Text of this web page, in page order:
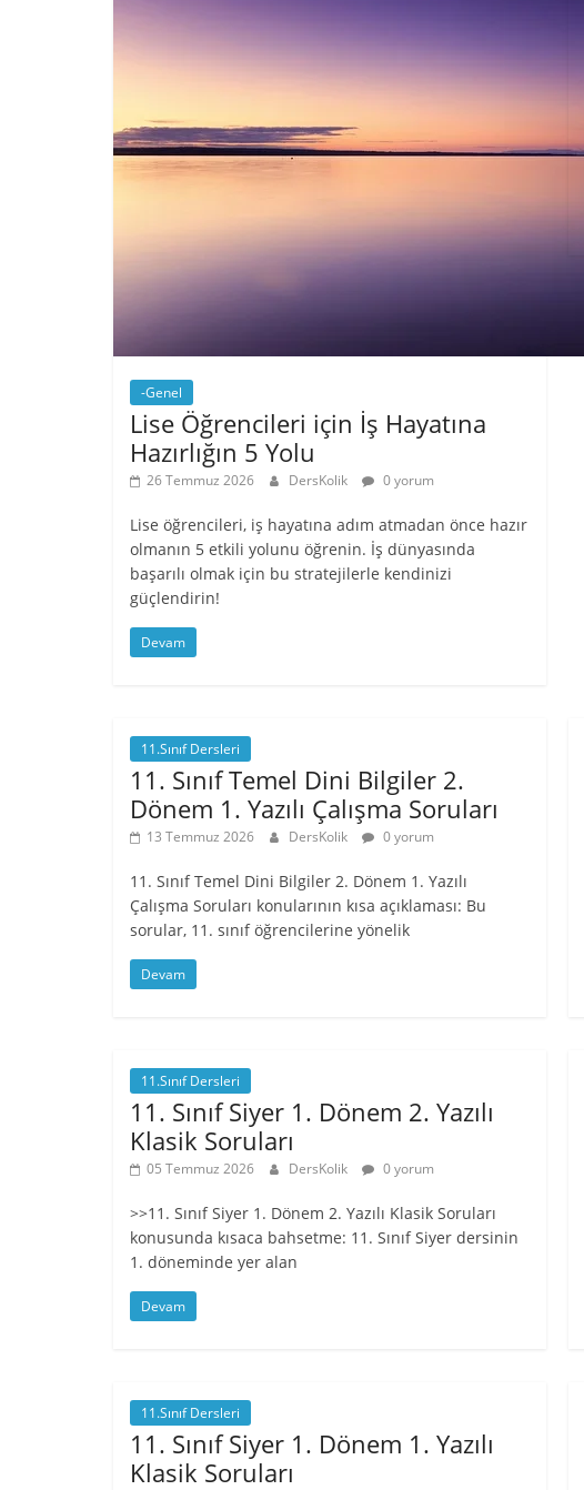
-Genel
Lise Öğrencileri için İş Hayatına
Hazırlığın 5 Yolu
26 Temmuz 2026 DersKolik 0 yorum
Lise öğrencileri, iş hayatına adım atmadan önce hazır
olmanın 5 etkili yolunu öğrenin. İş dünyasında
başarılı olmak için bu stratejilerle kendinizi
güçlendirin!
Devam
11.Sınıf Dersleri
11. Sınıf Temel Dini Bilgiler 2.
Dönem 1. Yazılı Çalışma Soruları
13 Temmuz 2026 DersKolik 0 yorum
11. Sınıf Temel Dini Bilgiler 2. Dönem 1. Yazılı
Çalışma Soruları konularının kısa açıklaması: Bu
sorular, 11. sınıf öğrencilerine yönelik
Devam
11.Sınıf Dersleri
11. Sınıf Siyer 1. Dönem 2. Yazılı
Klasik Soruları
05 Temmuz 2026 DersKolik 0 yorum
>>11. Sınıf Siyer 1. Dönem 2. Yazılı Klasik Soruları
konusunda kısaca bahsetme: 11. Sınıf Siyer dersinin
1. döneminde yer alan
Devam
11.Sınıf Dersleri
11. Sınıf Siyer 1. Dönem 1. Yazılı
Klasik Soruları